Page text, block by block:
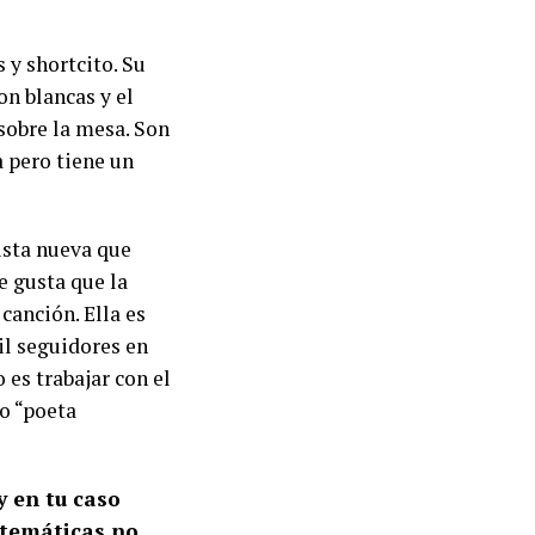
y shortcito. Su
blancas y el
la mesa. Son
pero tiene un
nueva que
gusta que la
Ella es
seguidores en
es trabajar con el
“poeta
en tu caso